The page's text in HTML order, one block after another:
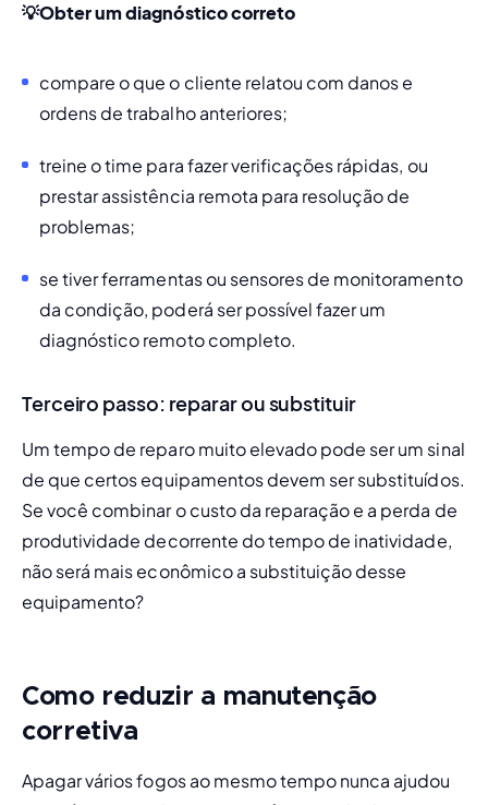
💡Obter um diagnóstico correto
compare o que o cliente relatou com danos e
ordens de trabalho anteriores;
treine o time para fazer verificações rápidas, ou
prestar assistência remota para resolução de
problemas;
se tiver ferramentas ou sensores de monitoramento
da condição, poderá ser possível fazer um
diagnóstico remoto completo.
Terceiro passo: reparar ou substituir
Um tempo de reparo muito elevado pode ser um sinal
de que certos equipamentos devem ser substituídos.
Se você combinar o custo da reparação e a perda de
produtividade decorrente do tempo de inatividade,
não será mais econômico a substituição desse
equipamento?
Como reduzir a manutenção
corretiva
Apagar vários fogos ao mesmo tempo nunca ajudou